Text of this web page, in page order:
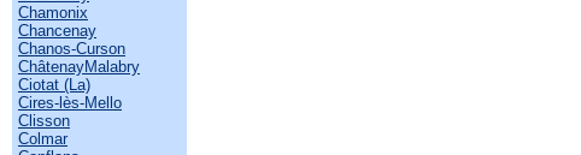
Chamonix
Chancenay
Chanos-Curson
ChâtenayMalabry
Ciotat (La)
Cires-lès-Mello
Clisson
Colmar